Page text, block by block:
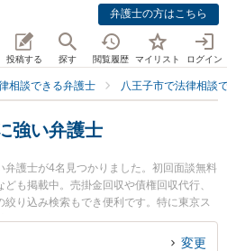
弁護士の方はこちら
投稿する 探す 閲覧履歴 マイリスト ログイン
相談できる弁護士 八王子市で法律相談
強い弁護士
護士が4名見つかりました。初回面談無料
も掲載中。売掛金回収や債権回収代行、
り込み検索もでき便利です。特に東京ス
の中嶋 涼弁護士や弁護士法人木村雅一法律
法律事務所の田村 良平弁護士のプロフィー
変更